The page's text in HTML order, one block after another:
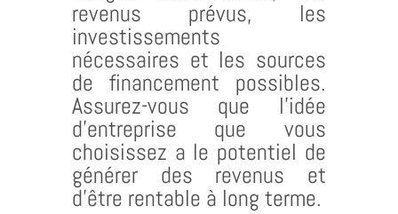
revenus prévus, les
investissements
nécessaires et les sources
de financement possibles.
Assurez-vous que l’idée
d’entreprise que vous
choisissez a le potentiel de
générer des revenus et
d’être rentable à long terme.